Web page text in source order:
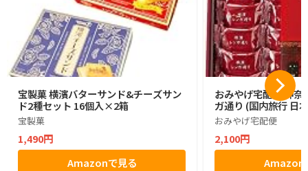
宝製菓 横濱バターサンド&チーズサン
ド2種セット 16個入×2箱
宝製菓
1,490円
Amazonで見る
おみやげ宅配便 神奈
ガ通り (国内旅行 日
おみやげ宅配便
2,100円
Amazon